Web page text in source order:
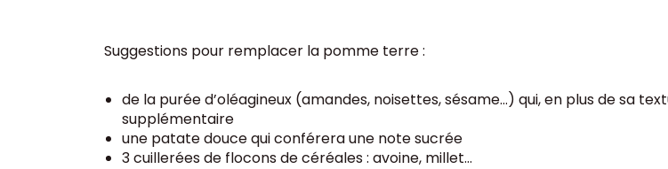
Suggestions pour remplacer la pomme terre :
de la purée d’oléagineux (amandes, noisettes, sésame…) qui, en plus de sa
supplémentaire
une patate douce qui conférera une note sucrée
3 cuillerées de flocons de céréales : avoine, millet…